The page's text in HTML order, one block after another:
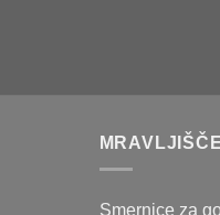
MRAVLJIŠČE
Smernice za